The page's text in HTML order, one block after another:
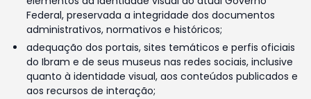
Federal, preservada a integridade dos documentos
administrativos, normativos e históricos;
adequação dos portais, sites temáticos e perfis oficiais
do Ibram e de seus museus nas redes sociais, inclusive
quanto à identidade visual, aos conteúdos publicados e
aos recursos de interação;